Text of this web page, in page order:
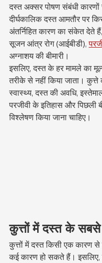
दस्त अक्सर पोषण संबंधी कारणों
दीर्घकालिक दस्त आमतौर पर
अंतर्निहित कारण का संकेत देते
सूजन आंत्र रोग (आईबीडी),
अग्नाशय की बीमारी।
इसलिए, दस्त के हर मामले का
तरीके से नहीं किया जाता। कुत्ते
स्वास्थ्य, दस्त की अवधि,
परजीवी के इतिहास और पिछली
विश्लेषण किया जाना चाहिए।
कुत्तों में दस्त के
कुत्तों में दस्त किसी एक कारण से
कई कारण हो सकते हैं।